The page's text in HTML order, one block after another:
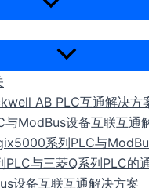
AB PLC互通解决方
与ModBus设备互联互通
系列PLC与
PLC与三菱Q系列PLC的
设备互联互通解决方案